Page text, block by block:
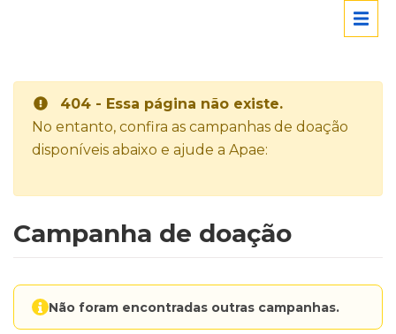
404 - Essa página não existe.
No entanto, confira as campanhas de doação
disponíveis abaixo e ajude a Apae:
Campanha de doação
Não foram encontradas outras campanhas.